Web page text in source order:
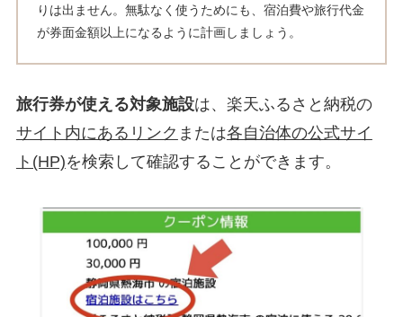
りは出ません。無駄なく使うためにも、宿泊費や旅行代金
が券面金額以上になるように計画しましょう。
旅行券が使える対象施設は、楽天ふるさと納税の
サイト内にあるリンク または各自治体の公式サイ
ト(HP)を検索して確認することができます。